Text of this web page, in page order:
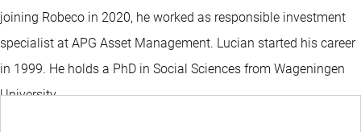
joining Robeco in 2020, he worked as responsible investment
specialist at APG Asset Management. Lucian started his career
in 1999. He holds a PhD in Social Sciences from Wageningen
University.